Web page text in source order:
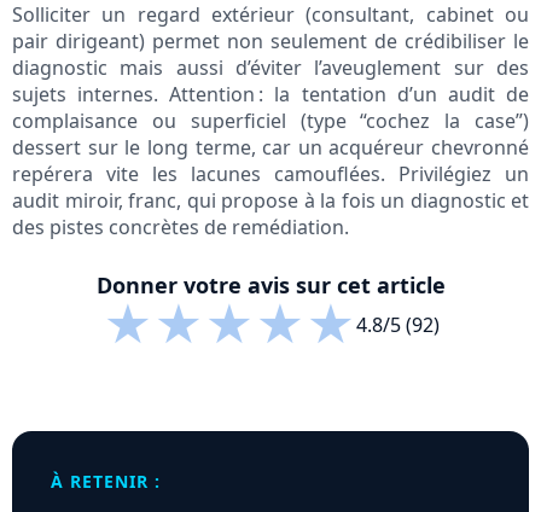
Solliciter un regard extérieur (consultant, cabinet ou
pair dirigeant) permet non seulement de crédibiliser le
diagnostic mais aussi d’éviter l’aveuglement sur des
sujets internes. Attention : la tentation d’un audit de
complaisance ou superficiel (type “cochez la case”)
dessert sur le long terme, car un acquéreur chevronné
repérera vite les lacunes camouflées. Privilégiez un
audit miroir, franc, qui propose à la fois un diagnostic et
des pistes concrètes de remédiation.
Donner votre avis sur cet article
★★★★★4.8/5 (92)
À RETENIR :